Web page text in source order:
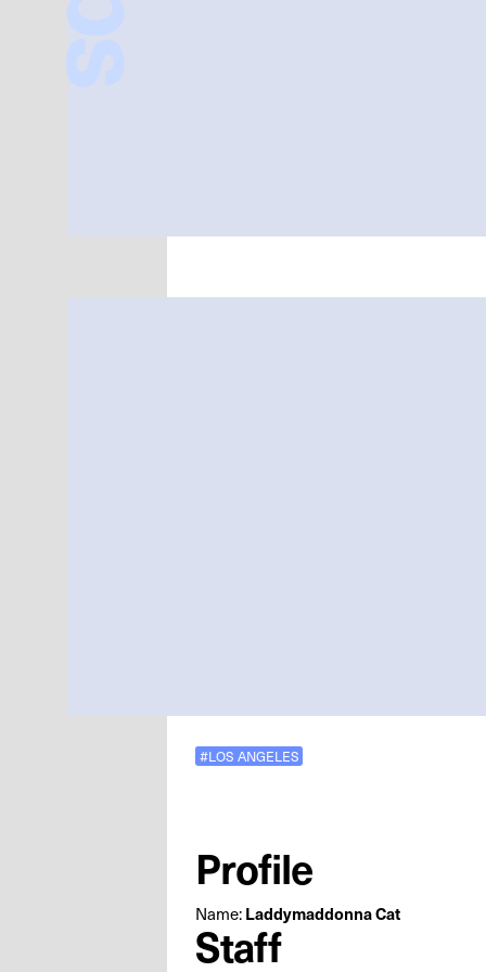
#LOS ANGELES
Profile
Name: Laddymaddonna Cat
Staff